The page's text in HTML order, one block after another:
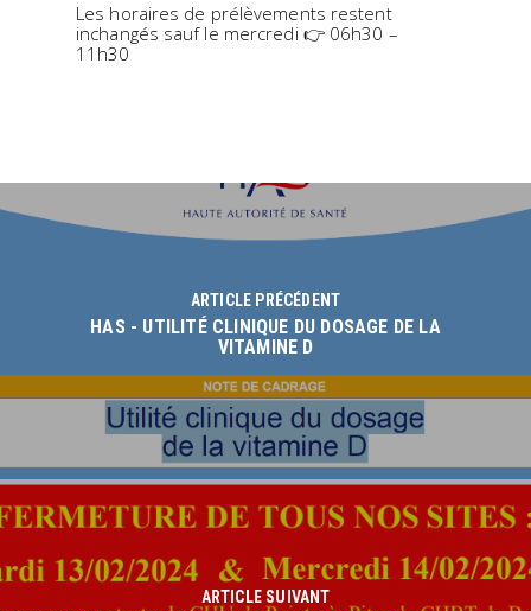
Les horaires de prélèvements restent
inchangés sauf le mercredi 👉06h30 –
11h30
ARTICLE PRÉCÉDENT
HAS - UTILITÉ CLINIQUE DU DOSAGE DE LA
VITAMINE D
ARTICLE SUIVANT